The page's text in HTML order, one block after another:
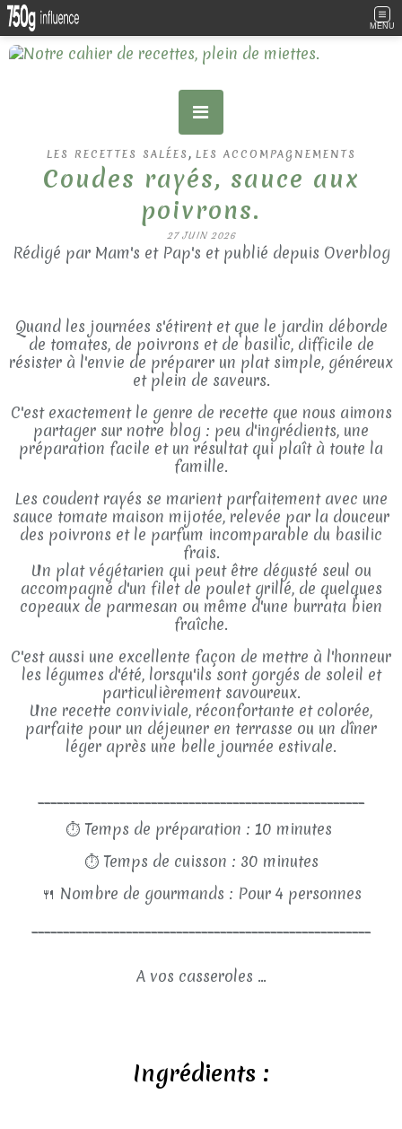
MENU
LES RECETTES SALÉES , LES ACCOMPAGNEMENTS
Coudes rayés, sauce aux
poivrons.
27 JUIN 2026
Rédigé par Mam's et Pap's et publié depuis Overblog
Quand les journées s'étirent et que le jardin déborde
de tomates, de poivrons et de basilic, difficile de
résister à l'envie de préparer un plat simple, généreux
et plein de saveurs.
C'est exactement le genre de recette que nous aimons
partager sur notre blog : peu d'ingrédients, une
préparation facile et un résultat qui plaît à toute la
famille.
Les coudent rayés se marient parfaitement avec une
sauce tomate maison mijotée, relevée par la douceur
des poivrons et le parfum incomparable du basilic
frais.
Un plat végétarien qui peut être dégusté seul ou
accompagné d'un filet de poulet grillé, de quelques
copeaux de parmesan ou même d'une burrata bien
fraîche.
C'est aussi une excellente façon de mettre à l'honneur
les légumes d'été, lorsqu'ils sont gorgés de soleil et
particulièrement savoureux.
Une recette conviviale, réconfortante et colorée,
parfaite pour un déjeuner en terrasse ou un dîner
léger après une belle journée estivale.
⏱ Temps de préparation : 10 minutes
⏱ Temps de cuisson : 30 minutes
🍴 Nombre de gourmands : Pour 4 personnes
A vos casseroles ...
Ingrédients :